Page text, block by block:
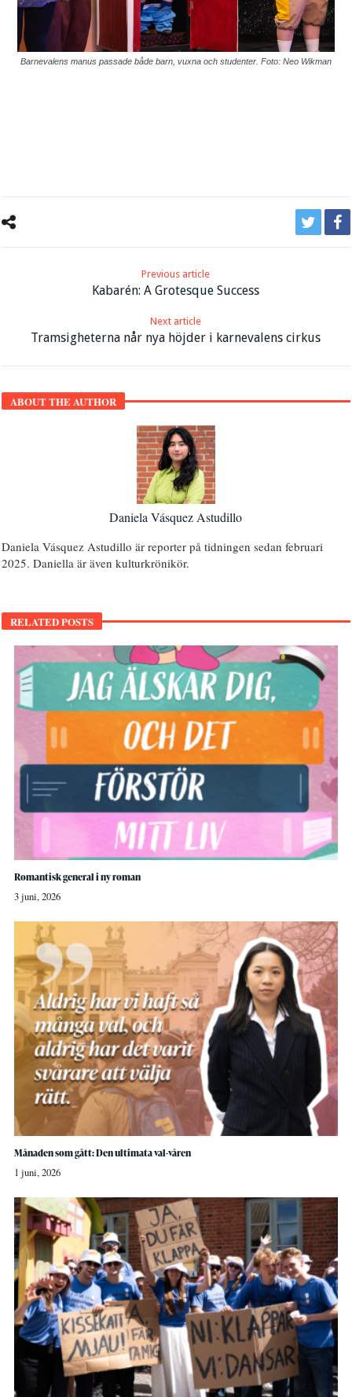
Barnevalens manus passade både barn, vuxna och studenter. Foto: Neo Wikman
Previous article
Kabarén: A Grotesque Success
Next article
Tramsigheterna når nya höjder i karnevalens cirkus
ABOUT THE AUTHOR
Daniela Vásquez Astudillo
Daniela Vásquez Astudillo är reporter på tidningen sedan februari
2025. Daniella är även kulturkrönikör.
RELATED POSTS
Romantisk general i ny roman
3 juni, 2026
Månaden som gått: Den ultimata val-våren
1 juni, 2026